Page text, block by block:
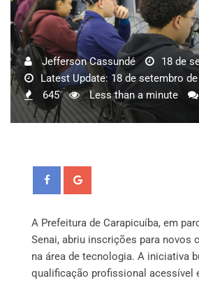
Jefferson Cassundé
18 de
Latest Update: 18 de setembro
645
Less than a minute
A Prefeitura de Carapicuíba, em
Senai, abriu inscrições para novos
na área de tecnologia. A iniciativa
qualificação profissional acessível